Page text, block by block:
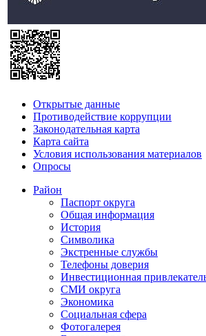
Открытые данные
Противодействие коррупции
Законодательная карта
Карта сайта
Условия использования материалов
Опросы
Район
Паспорт округа
Общая информация
История
Символика
Экстренные службы
Телефоны доверия
Инвестиционная
СМИ округа
Экономика
Социальная сфера
Фотогалерея